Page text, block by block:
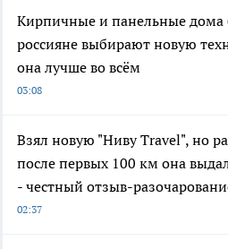
Кирпичные и панельные дома
россияне выбирают новую
она лучше во всём
03:08
Взял новую "Ниву Travel", но
после первых 100 км она
- честный отзыв-
02:37